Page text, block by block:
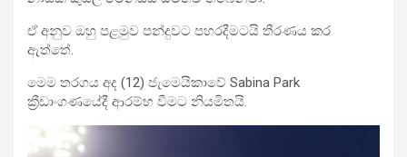
ඒ අනුව ඔහු පළමුව පන්දුවට පහරදීමටයි තීරණය කර
ඇත්තේ.
මෙම තරගය අද (12) ජැමෙයිකාවේ Sabina Park
ක්‍රීඩාංගණයේදී ආරම්භ වීමට නියමිතයි.